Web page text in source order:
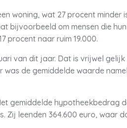
woning, wat 27 procent minder
bijvoorbeeld om mensen die
procent naar ruim 19.000.
van dit jaar. Dat is vrijwel gelijk
de gemiddelde waarde
gemiddelde hypotheekbedrag
Zij leenden 364.600 euro, waar